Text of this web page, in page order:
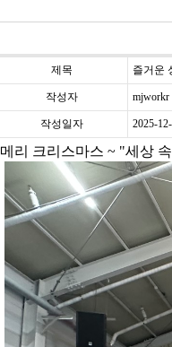
제목 즐거운
작성자 mjworkr
작성일자 2025-
메리 크리스마스 ~ "세상